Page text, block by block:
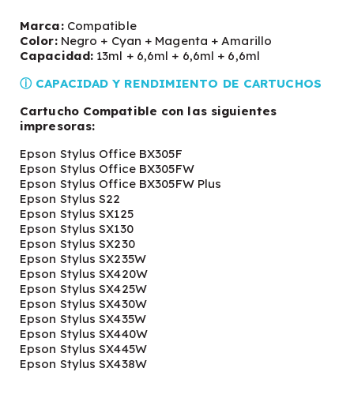
Marca:Compatible
Color:Negro + Cyan + Magenta + Amarillo
Capacidad: 13ml + 6,6ml + 6,6ml + 6,6ml
ⓘ CAPACIDAD Y RENDIMIENTO DE CARTUCHOS
Cartucho Compatible con las siguientes
impresoras:
Epson Stylus Office BX305F
Epson Stylus Office BX305FW
Epson Stylus Office BX305FW Plus
Epson Stylus S22
Epson Stylus SX125
Epson Stylus SX130
Epson Stylus SX230
Epson Stylus SX235W
Epson Stylus SX420W
Epson Stylus SX425W
Epson Stylus SX430W
Epson Stylus SX435W
Epson Stylus SX440W
Epson Stylus SX445W
Epson Stylus SX438W